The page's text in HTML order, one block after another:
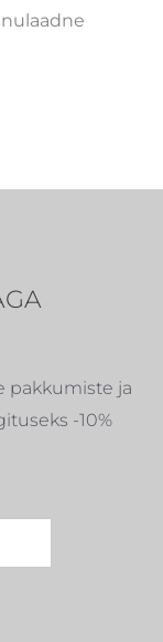
pakkumiste ja
-10%